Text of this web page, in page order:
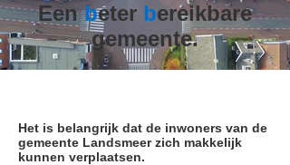
Eenbeter bereikbare
gemeente.
Het is belangrijk dat de inwoners van de
gemeente Landsmeer zich makkelijk
kunnen verplaatsen.